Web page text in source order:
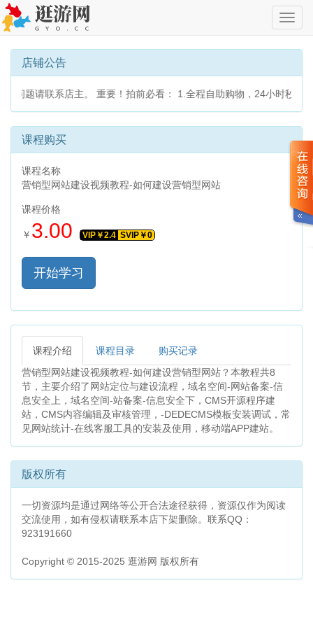
切
换
导
店铺公告
问题请联系店主。 重要！拍前必看： 1.全程自助购物，24小时秒发
课程购买
课程名称
营销型网站建设视频教程-如何建设营销型网站
课程价格
￥ 3.00 VIP￥2.4 SVIP￥0
课程介绍 课程目录
购买记录
营销型网站建设视频教程-如何建设营销型网站？本教程共8
节，主要介绍了网站定位与建设流程，域名空间-网站备案-信
息安全上，域名空间-站备案-信息安全下，CMS开源程序建
站，CMS内容编辑及审核管理，-DEDECMS模板安装调试，常
见网站统计-在线客服工具的安装及使用，移动端APP建站。
版权所有
一切资源均是通过网络等公开合法途径获得，资源仅作为阅读
交流使用，如有侵权请联系本店下架删除。联系QQ：
923191660
Copyright © 2015-2025 逛游网 版权所有